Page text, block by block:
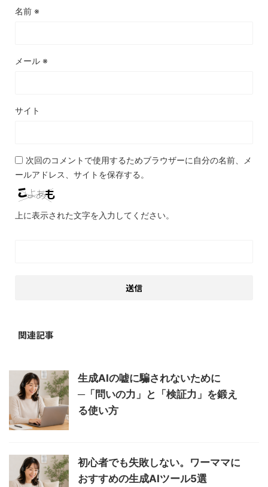
名前 ※
メール ※
サイト
次回のコメントで使用するためブラウザーに自分の名前、メ
ールアドレス、サイトを保存する。
上に表示された文字を入力してください。
関連記事
生成AIの嘘に騙されないために
─「問いの力」と「検証力」を鍛え
る使い方
初心者でも失敗しない。ワーママに
おすすめの生成AIツール5選